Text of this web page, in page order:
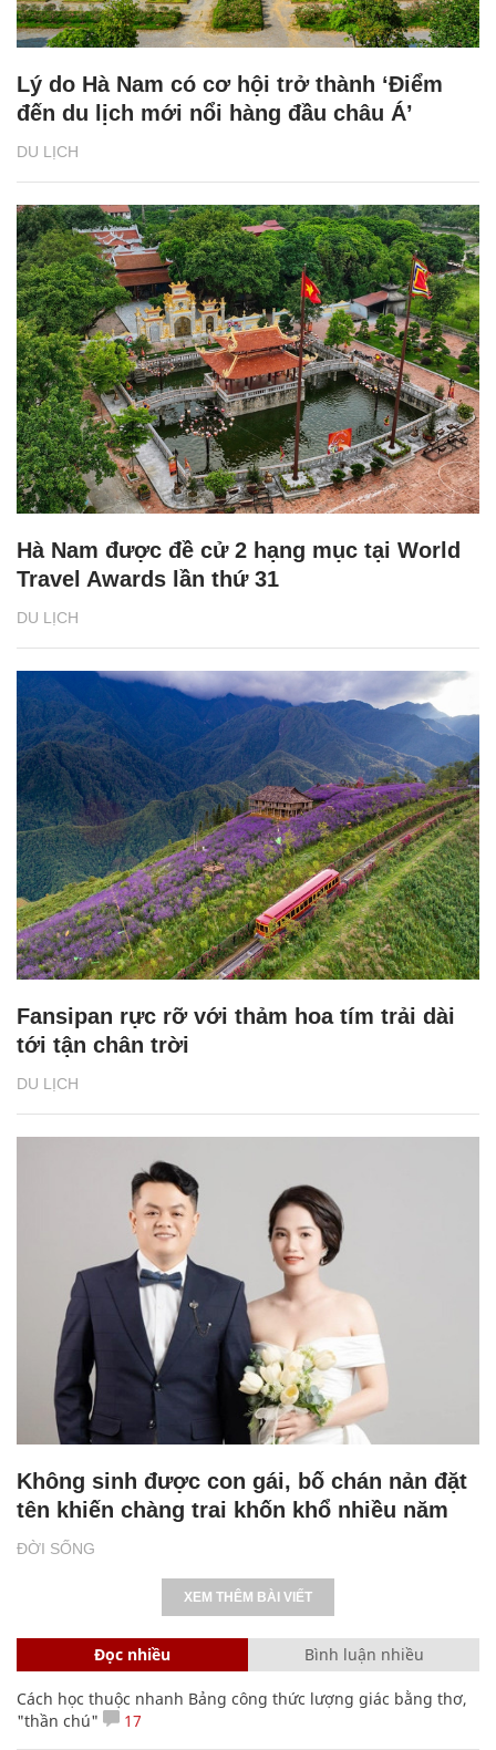
DU LỊCH
Lý do Hà Nam có cơ hội trở thành ‘Điểm
đến du lịch mới nổi hàng đầu châu Á’
DU LỊCH
Hà Nam được đề cử 2 hạng mục tại World
Travel Awards lần thứ 31
DU LỊCH
Fansipan rực rỡ với thảm hoa tím trải dài
tới tận chân trời
ĐỜI SỐNG
Không sinh được con gái, bố chán nản đặt
tên khiến chàng trai khốn khổ nhiều năm
XEM THÊM BÀI VIẾT
Đọc nhiều Bình luận nhiều
Cách học thuộc nhanh Bảng công thức lượng giác bằng thơ,
"thần chú"
17